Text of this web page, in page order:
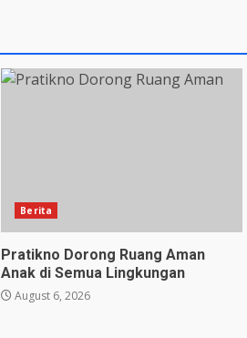
Berita
Pratikno Dorong Ruang Aman
Anak di Semua Lingkungan
August 6, 2026